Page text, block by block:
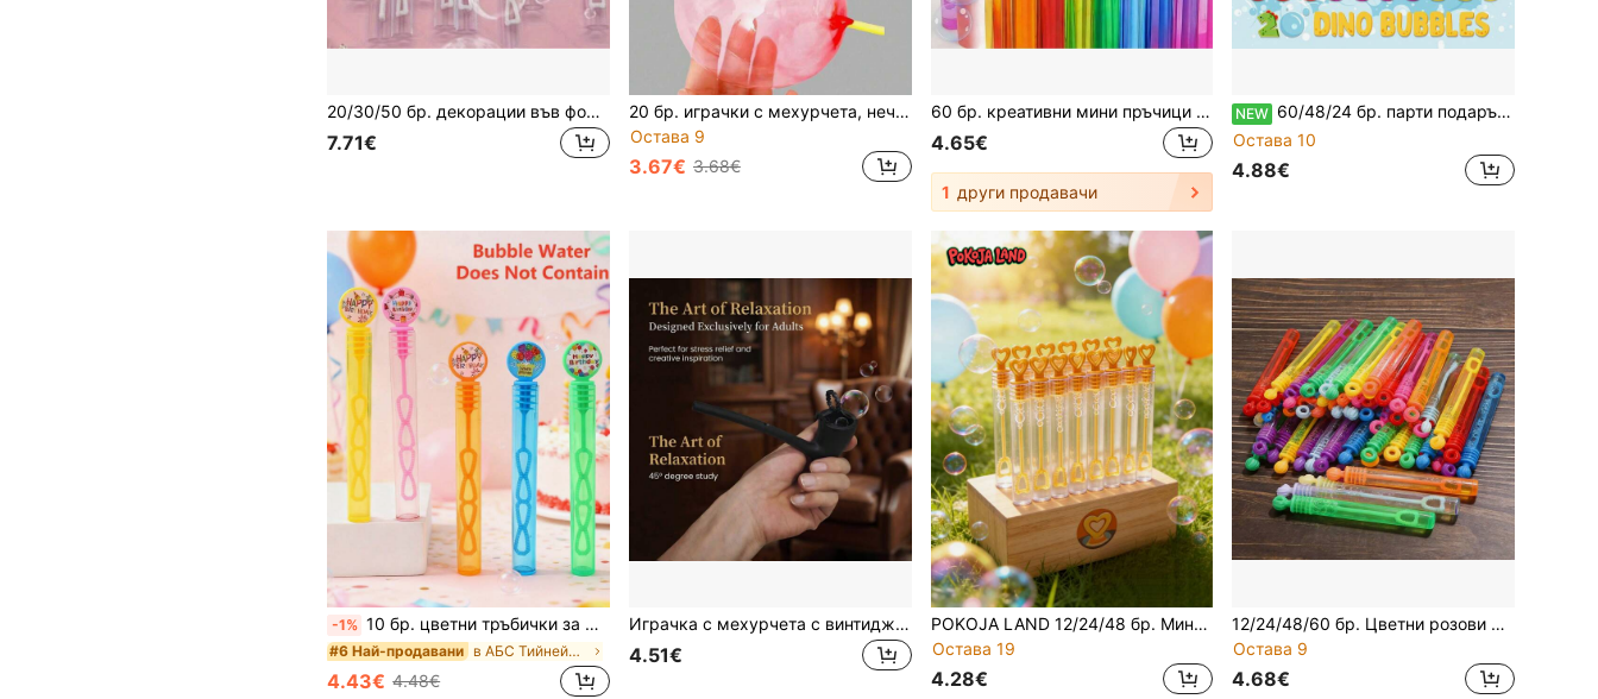
20/30/50 бр. декорации във формата на сърце, сватбени/рождени дни/парти консумативи, декор за празни бутилки
7.71€
20 бр. играчки с мехурчета, нечупливи пластмасови балони, цветна магическа дъвка, подарък за рожден ден за парти на открито
Остава 9
3.67€ 3.68€
60 бр. креативни мини пръчици за балончета с роза, играчки за парти подаръци, подаръци за Свети Валентин, декорация за сватбена атмосфера, рожден ден, момински парти, сватба, летни дейности на открито, (без разтвор за балончета) 60/48/24/12 бр.
4.65€
1 други продавачи
NEW 60/48/24 бр. парти подаръци за балони, 8 стила мини пръчици с балончета с подаръчна кутия, играчки с динозаври на едро за карнавални награди, пълнител за подаръчни торбички, играчки за духане на балончета за рожден ден (течността за балончета не е включена)
Остава 10
4.88€
-1% 10 бр. цветни тръбички за духане на балончета за рожден ден (без разтвор за балончета), DIY тънки прозрачни тръбички за духане на балончета за 1-ви рожден ден с лепенки, празничен Maker за балончета, декорация за беби душ, Happy Birthday лепенки, забавно занимание с духане на балончета, пролетна декорация за парти на открито, декорация за рожден ден, пълнилка за подаръчна торбичка за рожден ден, пълнилка за торбичка за парти, фото реквизит, парти подаръци (без разтвор за балончета)
#6 Най-продавани в АБС Тийнейджърски спорт и игри на открито
4.43€ 4.48€
Играчка с мехурчета с винтидж дизайн на лула, подходяща за облекчаване на стреса и забавление за възрастни, продава се без течност за мехурчета
4.51€
POKOJA LAND 12/24/48 бр. Мини пръчици с мехурчета (без течност за мехурчета), златисти пръчици с мехурчета, сватбен подарък, подходящи за сватба, тържество, годишнина, рожден ден, без течност за мехурчета, лятно парти край басейна, рожден ден, парти на открито, национален празник, Коледа, Хелоуин, есенна декорация за връщане в училище, есенна декорация, пролетно-летен декор
Остава 19
4.28€
12/24/48/60 бр. Цветни розови пръчици с мехурчета (течността за мехурчета не е включена, празни тубички), сватбени сувенири, коледни подаръци, подходящи за партита, сватби, събития на закрито/открито, партита с мехурчета
Остава 9
4.68€